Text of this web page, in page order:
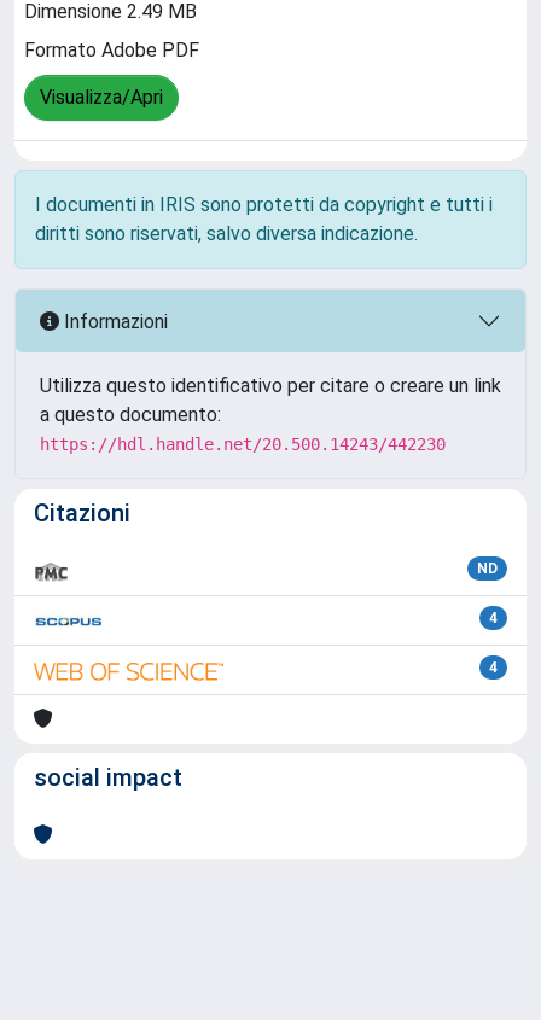
Dimensione 2.49 MB
Formato Adobe PDF
Visualizza/Apri
I documenti in IRIS sono protetti da copyright e tutti i
diritti sono riservati, salvo diversa indicazione.
Informazioni
Utilizza questo identificativo per citare o creare un link
a questo documento:
https://hdl.handle.net/20.500.14243/442230
Citazioni
ND
4
4
social impact